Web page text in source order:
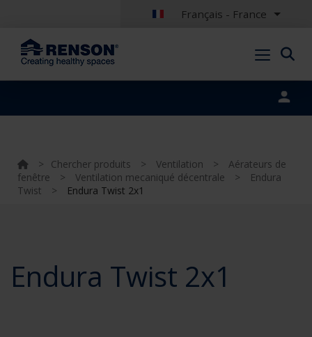
Français - France
> Chercher produits > Ventilation >
Aérateurs de
fenêtre
> Ventilation mecaniqué décentrale >
Endura
Twist
> Endura Twist 2x1
Endura Twist 2x1